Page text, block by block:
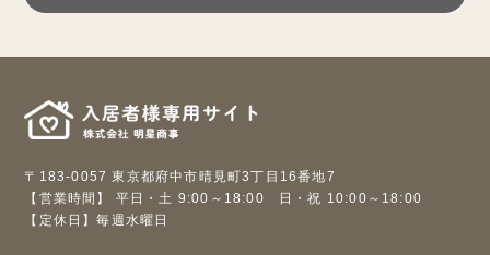
〒183-0057 東京都府中市晴見町3丁目16番地7
【営業時間】 平日・土 9:00～18:00 日・祝 10:00～18:00
【定休日】毎週水曜日